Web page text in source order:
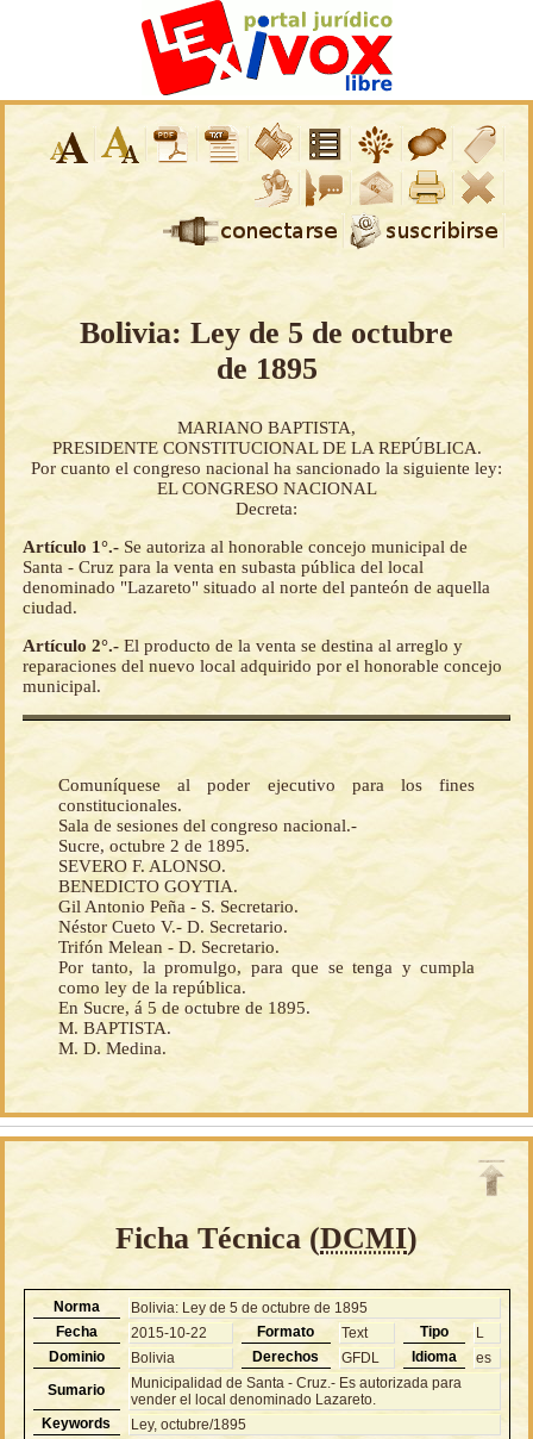
Bolivia: Ley de 5 de octubre
de 1895
MARIANO BAPTISTA,
PRESIDENTE CONSTITUCIONAL DE LA REPÚBLICA.
Por cuanto el congreso nacional ha sancionado la siguiente ley:
EL CONGRESO NACIONAL
Decreta:
Artículo 1°.- Se autoriza al honorable concejo municipal de
Santa - Cruz para la venta en subasta pública del local
denominado "Lazareto" situado al norte del panteón de aquella
ciudad.
Artículo 2°.- El producto de la venta se destina al arreglo y
reparaciones del nuevo local adquirido por el honorable concejo
municipal.
Comuníquese al poder ejecutivo para los fines
constitucionales.
Sala de sesiones del congreso nacional.-
Sucre, octubre 2 de 1895.
SEVERO F. ALONSO.
BENEDICTO GOYTIA.
Gil Antonio Peña - S. Secretario.
Néstor Cueto V.- D. Secretario.
Trifón Melean - D. Secretario.
Por tanto, la promulgo, para que se tenga y cumpla
como ley de la república.
En Sucre, á 5 de octubre de 1895.
M. BAPTISTA.
M. D. Medina.
Ficha Técnica (DCMI)
Norma
Bolivia: Ley de 5 de octubre de 1895
Fecha
2015-10-22 Formato Text Tipo
L
Dominio
Bolivia Derechos GFDL Idioma
es
Sumario
Municipalidad de Santa - Cruz.- Es autorizada para
vender el local denominado Lazareto.
Keywords
Ley, octubre/1895